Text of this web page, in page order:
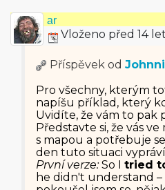
ar
Vloženo před 14
Příspěvek od
Pro všechny, kterým
napíšu příklad, který
Uvidíte, že vám to pak
Představte si, že vás
s mapou a potřebuje
den tuto situaci
První verze:So I tried
he didn't understand